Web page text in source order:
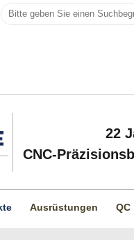
22
CNC-
Ausrüstungen QC